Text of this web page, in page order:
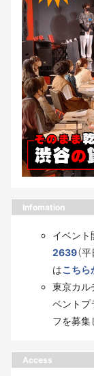
Infomation
イベント
2639（
はこちら
東京カル
ベントプ
フを募集
Access